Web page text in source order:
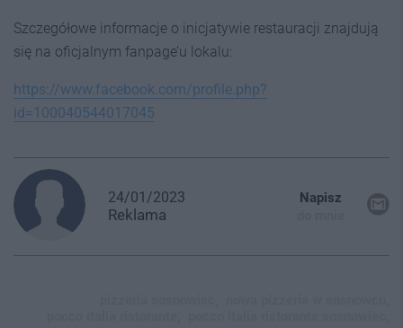
Szczegółowe informacje o inicjatywie restauracji znajdują
się na oficjalnym fanpage’u lokalu:
https://www.facebook.com/profile.php?
id=100040544017045
24/01/2023
Reklama
Napisz